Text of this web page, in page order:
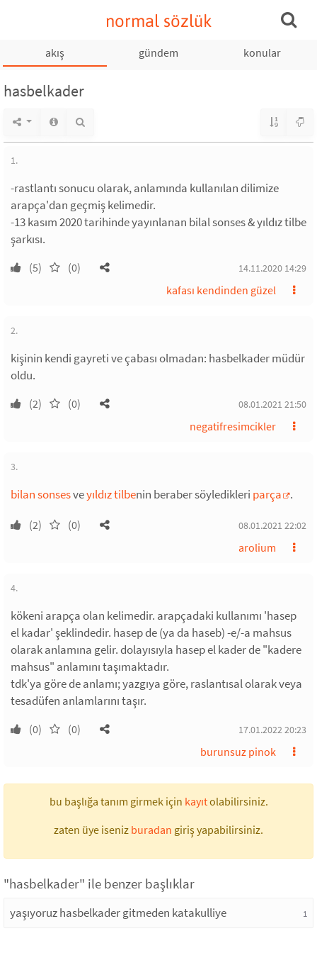
normal sözlük
akış gündem konular
hasbelkader
1.
-rastlantı sonucu olarak, anlamında kullanılan dilimize
arapça'dan geçmiş kelimedir.
-13 kasım 2020 tarihinde yayınlanan bilal sonses & yıldız tilbe
şarkısı.
(5) (0) 14.11.2020 14:29
kafası kendinden güzel
2.
kişinin kendi gayreti ve çabası olmadan: hasbelkader müdür
oldu.
(2) (0) 08.01.2021 21:50
negatifresimcikler
3.
bilan sonsesveyıldız tilbenin beraber söyledikleri parça .
(2) (0) 08.01.2021 22:02
arolium
4.
kökeni arapça olan kelimedir. arapçadaki kullanımı 'hasep
el kadar' şeklindedir. hasep de (ya da haseb) -e/-a mahsus
olarak anlamına gelir. dolayısıyla hasep el kader de "kadere
mahsus" anlamını taşımaktadır.
tdk'ya göre de anlamı; yazgıya göre, raslantısal olarak veya
tesadüfen anlamlarını taşır.
(0) (0) 17.01.2022 20:23
burunsuz pinok
bu başlığa tanım girmek için kayıtolabilirsiniz.
zaten üye iseniz buradan giriş yapabilirsiniz.
"hasbelkader" ile benzer başlıklar
yaşıyoruz hasbelkader gitmeden katakulliye 1